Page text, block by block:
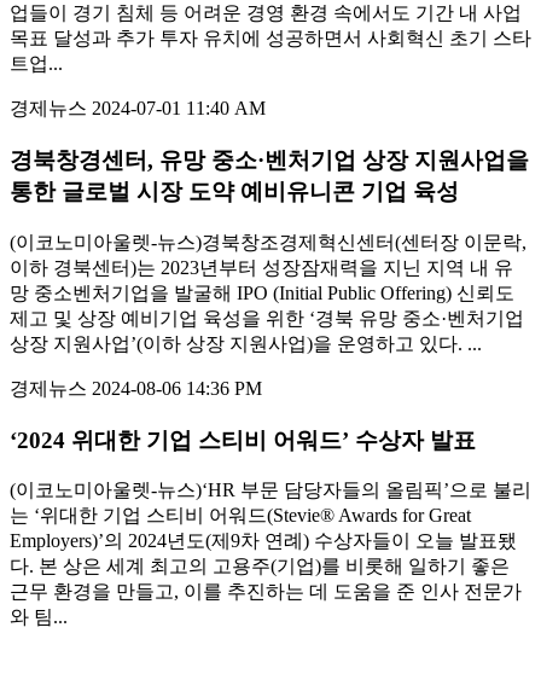
업들이 경기 침체 등 어려운 경영 환경 속에서도 기간 내 사업
목표 달성과 추가 투자 유치에 성공하면서 사회혁신 초기 스타
트업...
경제뉴스 2024-07-01 11:40 AM
경북창경센터, 유망 중소·벤처기업 상장 지원사업을
통한 글로벌 시장 도약 예비유니콘 기업 육성
(이코노미아울렛-뉴스)경북창조경제혁신센터(센터장 이문락,
이하 경북센터)는 2023년부터 성장잠재력을 지닌 지역 내 유
망 중소벤처기업을 발굴해 IPO (Initial Public Offering) 신뢰도
제고 및 상장 예비기업 육성을 위한 ‘경북 유망 중소·벤처기업
상장 지원사업’(이하 상장 지원사업)을 운영하고 있다. ...
경제뉴스 2024-08-06 14:36 PM
‘2024 위대한 기업 스티비 어워드’ 수상자 발표
(이코노미아울렛-뉴스)‘HR 부문 담당자들의 올림픽’으로 불리
는 ‘위대한 기업 스티비 어워드(Stevie® Awards for Great
Employers)’의 2024년도(제9차 연례) 수상자들이 오늘 발표됐
다. 본 상은 세계 최고의 고용주(기업)를 비롯해 일하기 좋은
근무 환경을 만들고, 이를 추진하는 데 도움을 준 인사 전문가
와 팀...